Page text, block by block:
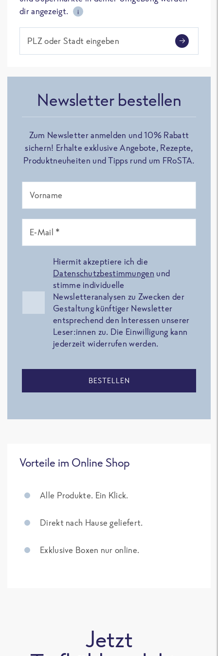
dir angezeigt.
i
PLZ oder Stadt eingeben
Newsletter bestellen
Zum Newsletter anmelden und 10% Rabatt
sichern! Erhalte exklusive Angebote, Rezepte,
Produktneuheiten und Tipps rund um FRoSTA.
Vorname
E-Mail *
Hiermit akzeptiere ich die
Datenschutzbestimmungen und
stimme individuelle
Newsletteranalysen zu Zwecken der
Gestaltung künftiger Newsletter
entsprechend den Interessen unserer
Leser:innen zu. Die Einwilligung kann
jederzeit widerrufen werden.
BESTELLEN
Vorteile im Online Shop
Alle Produkte. Ein Klick.
Direkt nach Hause geliefert.
Exklusive Boxen nur online.
Jetzt